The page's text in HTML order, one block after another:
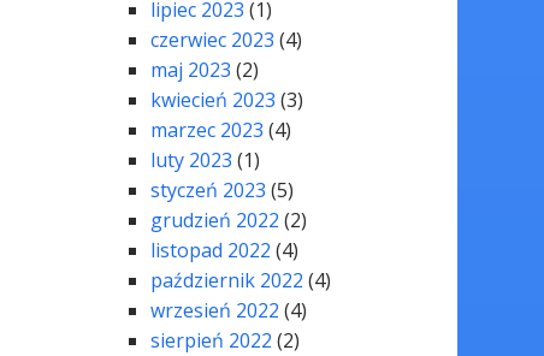
lipiec 2023 (1)
czerwiec 2023 (4)
maj 2023 (2)
kwiecień 2023 (3)
marzec 2023 (4)
luty 2023 (1)
styczeń 2023 (5)
grudzień 2022 (2)
listopad 2022 (4)
październik 2022 (4)
wrzesień 2022 (4)
sierpień 2022 (2)